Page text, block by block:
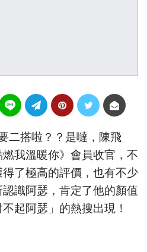
二搭啦？？是噠，陳飛
我溫暖你》會員收官，不
了極高的評價，也有不少
識阿瑟，肯定了他的顏值
起阿瑟」的熱搜出現！